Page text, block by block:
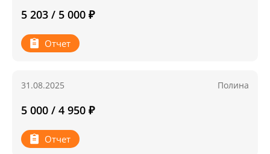
5 203 / 5 000 ₽
Отчет
31.08.2025 Полина
5 000 / 4 950 ₽
Отчет